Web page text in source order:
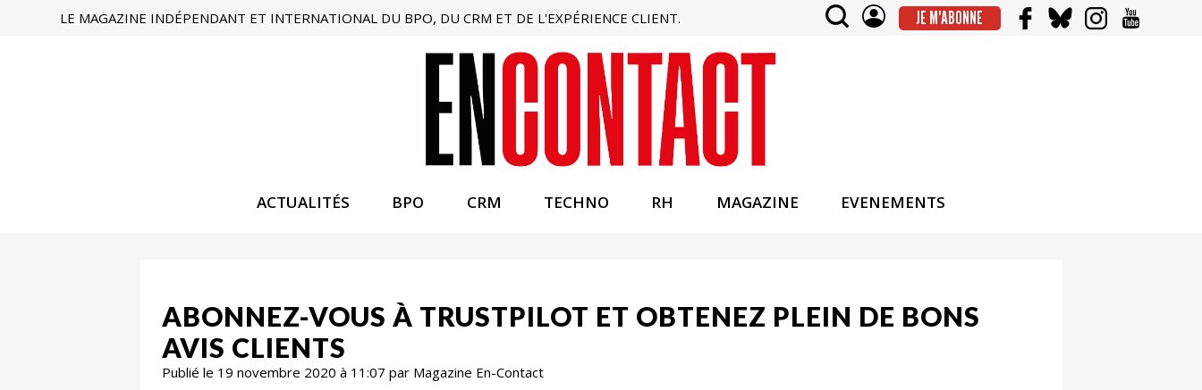
LE MAGAZINE INDÉPENDANT ET INTERNATIONAL DU BPO, DU CRM ET DE L'EXPÉRIENCE CLIENT. JE M'ABONNE
ACTUALITÉS BPO CRM TECHNO RH MAGAZINE EVENEMENTS
ABONNEZ-VOUS À TRUSTPILOT ET OBTENEZ PLEIN DE BONS
AVIS CLIENTS
Publié le 19 novembre 2020 à 11:07 par Magazine En-Contact